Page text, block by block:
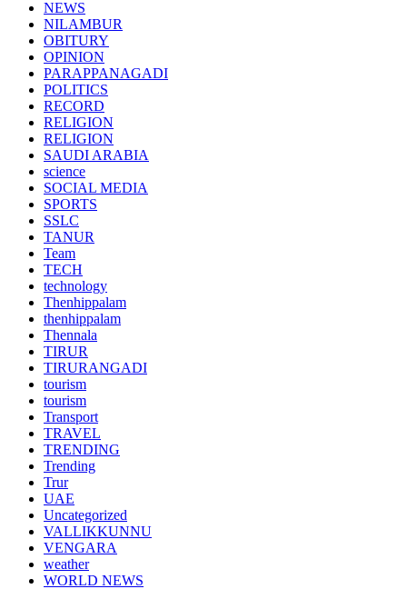
NEWS
NILAMBUR
OBITURY
OPINION
PARAPPANAGADI
POLITICS
RECORD
RELIGION
RELIGION
SAUDI ARABIA
science
SOCIAL MEDIA
SPORTS
SSLC
TANUR
Team
TECH
technology
Thenhippalam
thenhippalam
Thennala
TIRUR
TIRURANGADI
tourism
tourism
Transport
TRAVEL
TRENDING
Trending
Trur
UAE
Uncategorized
VALLIKKUNNU
VENGARA
weather
WORLD NEWS